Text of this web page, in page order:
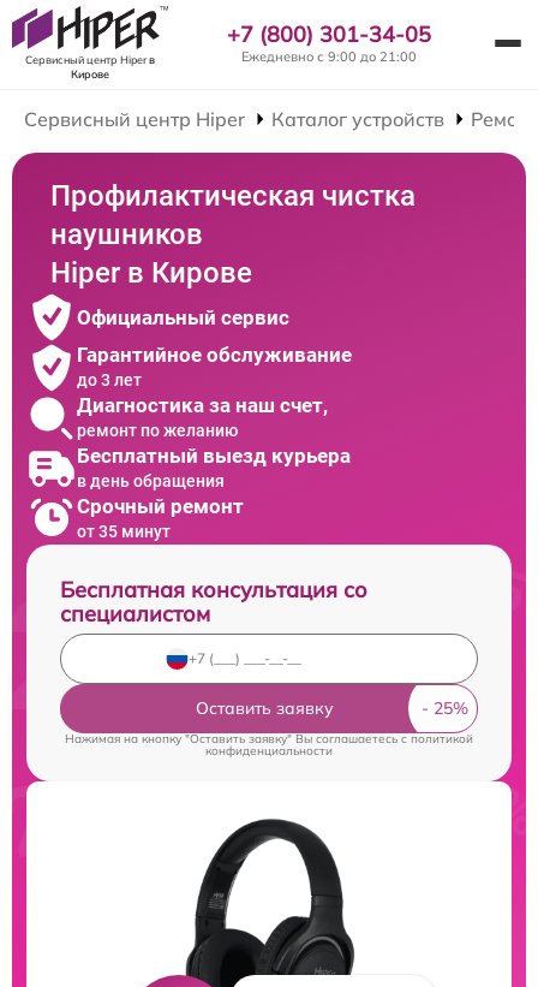
Сервисный центр Hiperв
Кирове
+7 (800) 301-34-05
Ежедневно с 9:00 до 21:00
Сервисный центр Hiper Каталог устройств
Профилактическая чистка
наушников
Hiper в Кирове
Официальный сервис
Гарантийное обслуживание
до 3 лет
Диагностика за наш счет,
ремонт по желанию
Бесплатный выезд курьера
в день обращения
Срочный ремонт
от 35 минут
Бесплатная консультация со
специалистом
Оставить заявку
Нажимая на кнопку "Оставить заявку" Вы соглашаетесь cполитикой
конфиденциальности